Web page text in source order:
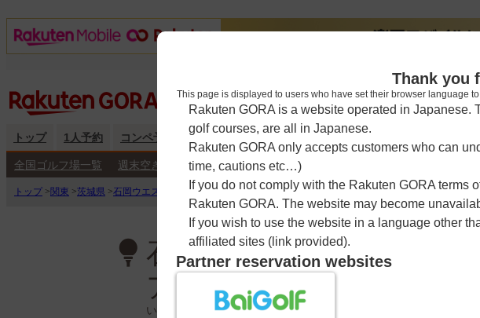
トップ 1人予約 コンペ予約 海外予約 キャンペーン
全国ゴルフ場一覧 週末空き枠検索 平日空き枠検索
トップ > 関東 >茨城県 >石岡ウエストカントリークラブ【アコーディア・ゴルフ】>予約カレンダー
石岡ウエストカントリー
ア・ゴルフ】
いしおかうえすとかんとりーくらぶ
Thank you
This page is displayed to users who have set their browser language
Rakuten GORA is a website operated in
golf courses, are all in Japanese.
Rakuten GORA only accepts customers who can
time, cautions etc…)
If you do not comply with the Rakuten GORA terms
Rakuten GORA. The website may become
If you wish to use the website in a language other
affiliated sites (link provided).
Partner reservation websites